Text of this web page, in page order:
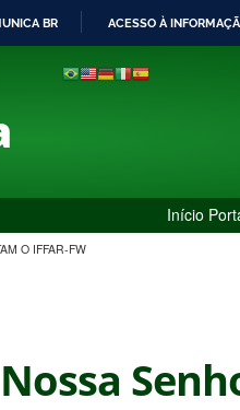
PARA
BR ACESSO À
Início
O IFFAR-FW